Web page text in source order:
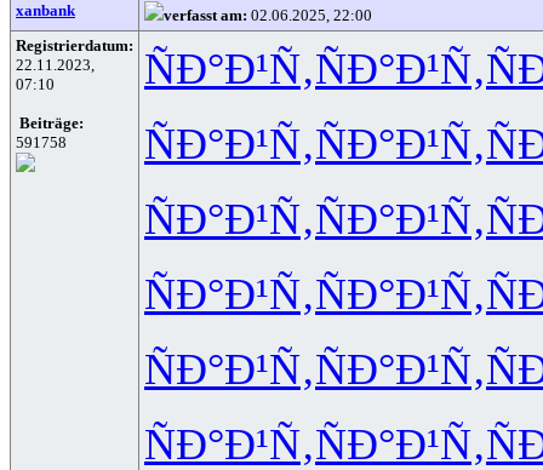
xanbank verfasst am: 02.06.2025, 22:00
Registrierdatum:
22.11.2023,
07:10
Beiträge:
591758
ÑÐ°Ð¹Ñ‚ÑÐ°Ð¹Ñ‚
ÑÐ°Ð¹Ñ‚ÑÐ°Ð¹Ñ‚
ÑÐ°Ð¹Ñ‚ÑÐ°Ð¹Ñ‚
ÑÐ°Ð¹Ñ‚ÑÐ°Ð¹Ñ‚
ÑÐ°Ð¹Ñ‚ÑÐ°Ð¹Ñ‚
ÑÐ°Ð¹Ñ‚ÑÐ°Ð¹Ñ‚